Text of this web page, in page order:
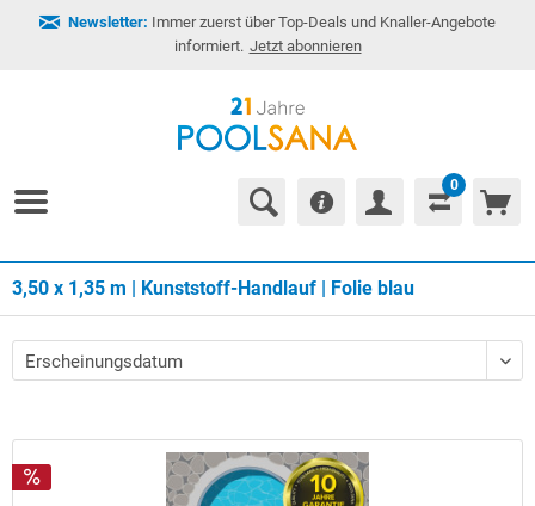
Newsletter: Immer zuerst über Top-Deals und Knaller-Angebote
informiert. Jetzt abonnieren
0
3,50 x 1,35 m | Kunststoff-Handlauf | Folie blau